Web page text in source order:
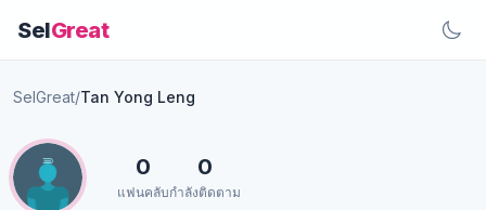
SelGreat
SelGreat/Tan Yong Leng
0
แฟนคลับ
0
กำลังติดตาม